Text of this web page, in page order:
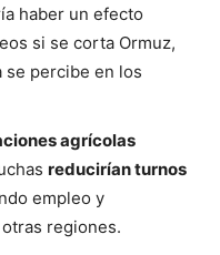
haber un efecto
si se corta Ormuz,
se percibe en los
agrícolas
reducirían turnos
empleo y
regiones.